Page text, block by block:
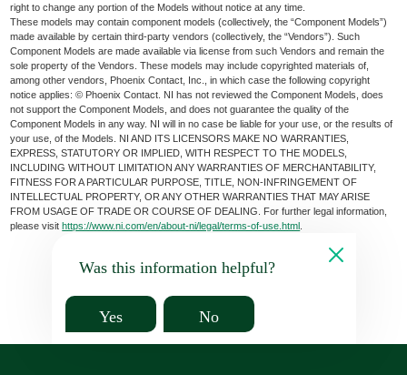
right to change any portion of the Models without notice at any time.
These models may contain component models (collectively, the “Component Models”)
made available by certain third-party vendors (collectively, the “Vendors”). Such
Component Models are made available via license from such Vendors and remain the
sole property of the Vendors. These models may include copyrighted materials of,
among other vendors, Phoenix Contact, Inc., in which case the following copyright
notice applies: © Phoenix Contact. NI has not reviewed the Component Models, does
not support the Component Models, and does not guarantee the quality of the
Component Models in any way. NI will in no case be liable for your use, or the results of
your use, of the Models. NI AND ITS LICENSORS MAKE NO WARRANTIES,
EXPRESS, STATUTORY OR IMPLIED, WITH RESPECT TO THE MODELS,
INCLUDING WITHOUT LIMITATION ANY WARRANTIES OF MERCHANTABILITY,
FITNESS FOR A PARTICULAR PURPOSE, TITLE, NON-INFRINGEMENT OF
INTELLECTUAL PROPERTY, OR ANY OTHER WARRANTIES THAT MAY ARISE
FROM USAGE OF TRADE OR COURSE OF DEALING. For further legal information,
please visithttps://www.ni.com/en/about-ni/legal/terms-of-use.html
Was this information helpful?
Yes No